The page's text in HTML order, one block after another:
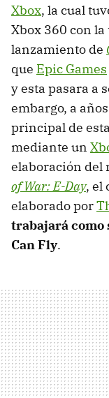
Xbox, la cual
Xbox 360 con
lanzamiento de
que Epic Games
y esta pasara a
embargo, a
principal de
mediante un
elaboración del
of War: E-Day, el
elaborado por
trabajará como
Can Fly.